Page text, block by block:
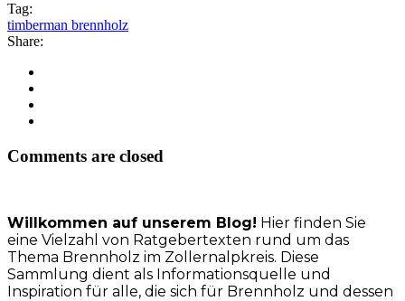
Tag:
timberman brennholz
Share:
Comments are closed
Willkommen auf unserem Blog! Hier finden Sie
eine Vielzahl von Ratgebertexten rund um das
Thema Brennholz im Zollernalpkreis. Diese
Sammlung dient als Informationsquelle und
Inspiration für alle, die sich für Brennholz und dessen